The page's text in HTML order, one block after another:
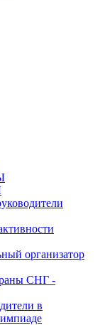
организатор
СНГ -
в